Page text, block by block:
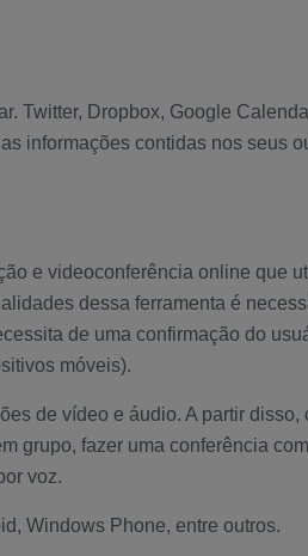
Twitter, Dropbox, Google
informações contidas nos seus
e videoconferência online que
dessa ferramenta é
de uma confirmação do
móveis).
de vídeo e áudio. A partir
grupo, fazer uma conferência
voz.
Windows Phone, entre outros.